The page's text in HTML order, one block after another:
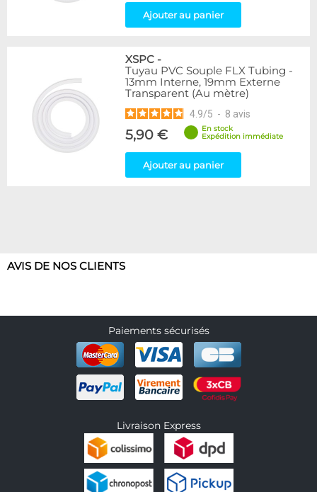
Ajouter au panier
XSPC -
Tuyau PVC Souple FLX Tubing -
13mm Interne, 19mm Externe
Transparent (Au mètre)
4.9/5 - 8 avis
5,90 €
En stock
Expédition immédiate
Ajouter au panier
AVIS DE NOS CLIENTS
Paiements sécurisés
Livraison Express